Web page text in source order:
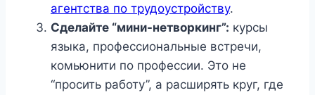
агентства по трудоустройству.
Сделайте “мини-нетворкинг”: курсы
языка, профессиональные встречи,
комьюнити по профессии. Это не
“просить работу”, а расширять круг, где